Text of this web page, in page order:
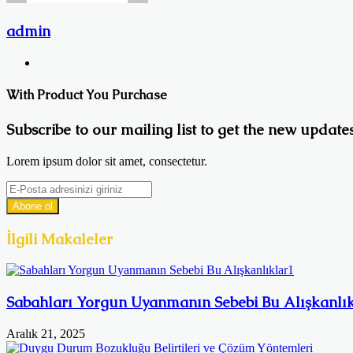
admin
With Product You Purchase
Subscribe to our mailing list to get the new
Lorem ipsum dolor sit amet, consectetur.
E-
Posta
adresinizi
giriniz
İlgili Makaleler
Sabahları Yorgun Uyanmanın Sebebi Bu
Aralık 21, 2025